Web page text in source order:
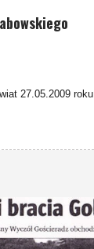
27.05.2009 roku